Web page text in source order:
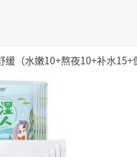
（水嫩10+熬夜10+补水15+